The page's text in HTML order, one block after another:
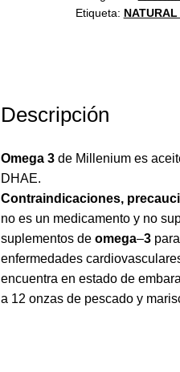
Etiqueta: NATURAL
Descripción
Omega 3 de Millenium es
DHAE.
Contraindicaciones,
no es un medicamento y no
suplementos deomega–3
enfermedades
encuentra en estado de
a 12 onzas de pescado y